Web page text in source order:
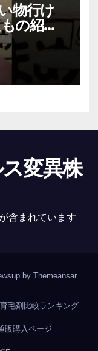
物行け
の紹
変異株
含まれています
by Themeansar.
毛剤比較ランキング
販購入ページ